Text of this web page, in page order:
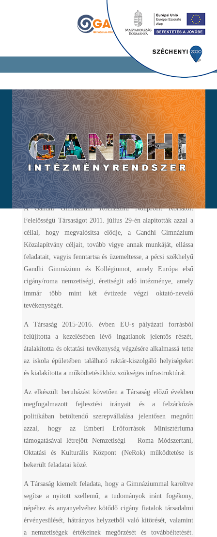
A Gandhi Gimnázium Közhasznú Nonprofit Korlátolt
Felelősségű Társaságot 2011. július 29-én alapították azzal a
céllal, hogy megvalósítsa elődje, a Gandhi Gimnázium
Közalapítvány céljait, tovább vigye annak munkáját, ellássa
feladatait, vagyis fenntartsa és üzemeltesse, a pécsi székhelyű
Gandhi Gimnázium és Kollégiumot, amely Európa első
cigány/roma nemzetiségi, érettségit adó intézménye, amely
immár több mint két évtizede végzi oktató-nevelő
tevékenységét.
A Társaság 2015-2016. évben EU-s pályázati forrásból
felújította a kezelésében lévő ingatlanok jelentős részét,
átalakította és oktatási tevékenység végzésére alkalmassá tette
az iskola épületében található raktár-kiszolgáló helyiségeket
és kialakította a működtetésükhöz szükséges infrastruktúrát.
Az elkészült beruházást követően a Társaság előző években
megfogalmazott fejlesztési irányait és a felzárkózás
politikában betöltendő szerepvállalása jelentősen megnőtt
azzal, hogy az Emberi Erőforrások Minisztériuma
támogatásával létrejött Nemzetiségi – Roma Módszertani,
Oktatási és Kulturális Központ (NeRok) működtetése is
bekerült feladatai közé.
A Társaság kiemelt feladata, hogy a Gimnáziummal karöltve
segítse a nyitott szellemű, a tudományok iránt fogékony,
népéhez és anyanyelvéhez kötődő cigány fiatalok társadalmi
érvényesülését, hátrányos helyzetből való kitörését, valamint
a nemzetiségek értékeinek megőrzését és továbbéltetését.